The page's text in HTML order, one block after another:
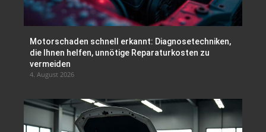
Motorschaden schnell erkannt: Diagnosetechniken,
die Ihnen helfen, unnötige Reparaturkosten zu
vermeiden
4. August 2026